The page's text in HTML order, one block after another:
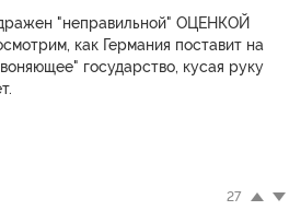
"неправильной" ОЦЕНКОЙ
как Германия поставит на
государство, кусая руку
27